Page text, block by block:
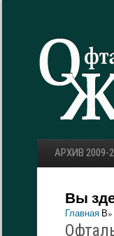
АРХИВ 2009-
Вы
Главная